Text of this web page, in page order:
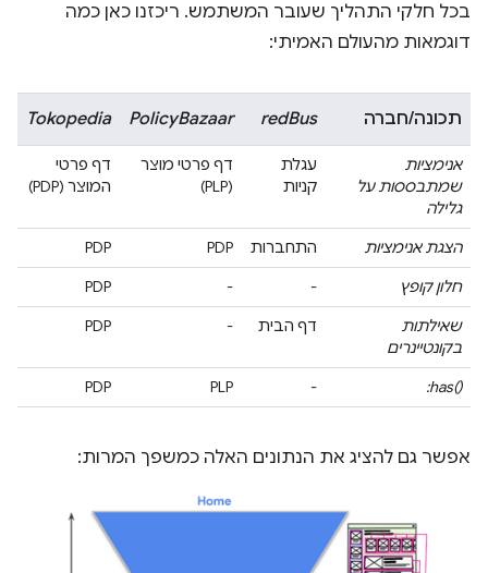
בכל חלקי התהליך שעובר המשתמש. ריכזנו כאן כמה
דוגמאות מהעולם האמיתי:
תכונה/חברה redBus
PolicyBazaar
Tokopedia
אנימציות
שמתבססות על
גלילה
עגלת
קניות
דף פרטי מוצר
(PLP)
דף פרטי
המוצר (PDP)
הצגת אנימציות התחברות PDP
PDP
חלון קופץ
-
-
PDP
שאילתות
בקונטיינרים
דף הבית -
PDP
‎:has()‎
-
PLP
PDP
אפשר גם להציג את הנתונים האלה כמשפך המרות: